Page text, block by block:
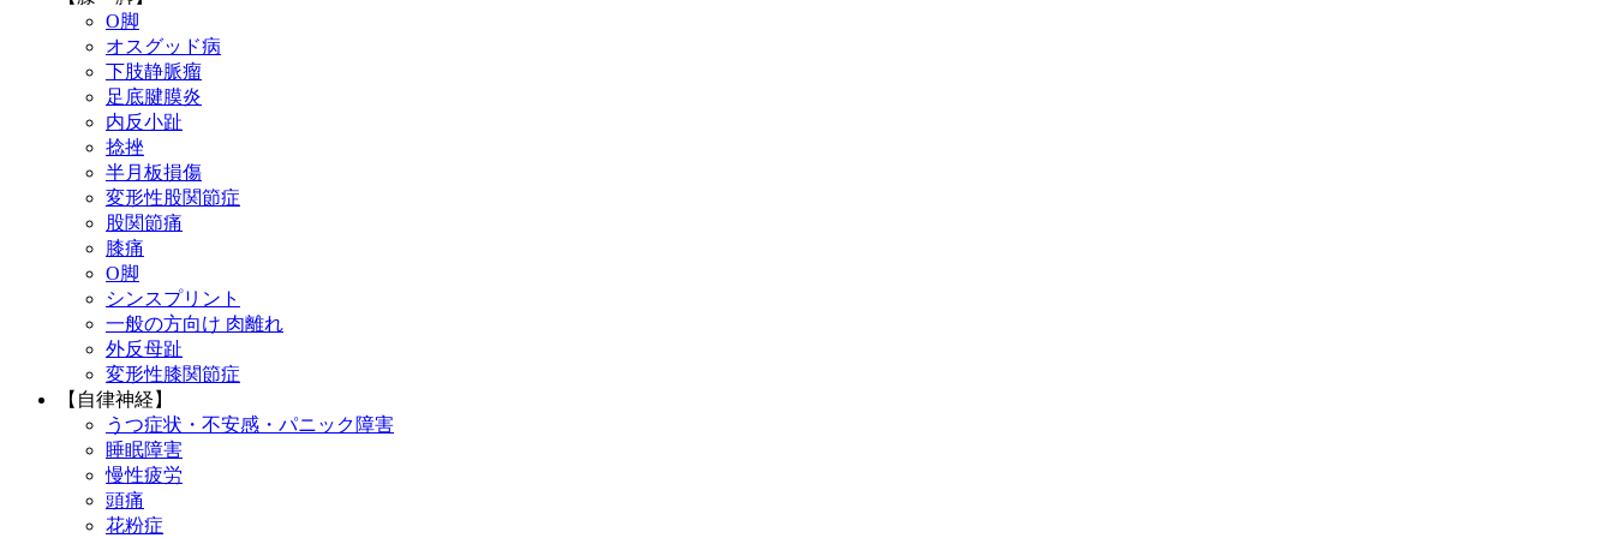
O脚
オスグッド病
下肢静脈瘤
足底腱膜炎
内反小趾
捻挫
半月板損傷
変形性股関節症
股関節痛
膝痛
O脚
シンスプリント
一般の方向け 肉離れ
外反母趾
変形性膝関節症
【自律神経】
うつ症状・不安感・パニック障害
睡眠障害
慢性疲労
頭痛
花粉症